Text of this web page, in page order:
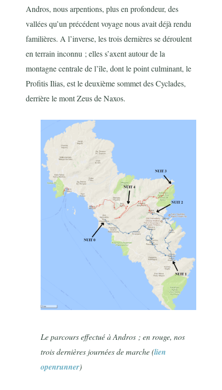
Andros, nous arpentions, plus en profondeur, des
vallées qu’un précédent voyage nous avait déjà rendu
familières. A l’inverse, les trois dernières se déroulent
en terrain inconnu ; elles s’axent autour de la
montagne centrale de l’île, dont le point culminant, le
Profitis Ilias, est le deuxième sommet des Cyclades,
derrière le mont Zeus de Naxos.
Le parcours effectué à Andros ; en rouge, nos
trois dernières journées de marche (lien
openrunner)